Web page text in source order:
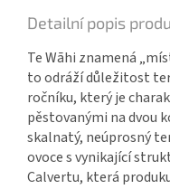
Detailní popis
Te Wāhi znamená
to odráží důležitost
ročníku, který je
pěstovanými na dvou
skalnatý, neúprosný
ovoce s vynikající
Calvertu, která